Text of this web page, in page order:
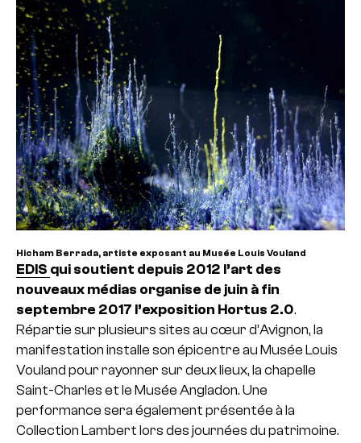
Hicham Berrada, artiste exposant au Musée Louis Vouland
EDIS qui soutient depuis 2012 l’art des
nouveaux médias organise de juin à fin
septembre 2017 l’exposition Hortus 2.0.
Répartie sur plusieurs sites au cœur d’Avignon, la
manifestation installe son épicentre au Musée Louis
Vouland pour rayonner sur deux lieux, la chapelle
Saint-Charles et le Musée Angladon. Une
performance sera également présentée à la
Collection Lambert lors des journées du patrimoine.